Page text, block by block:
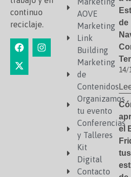
continuo
reciclaje.
AOVE
Marketing
Link
Building
Marketing
de
Contenidos
Organizamos
tu evento
Conferencias
y Talleres
Kit
Digital
Contacto
de
14/
el
tus